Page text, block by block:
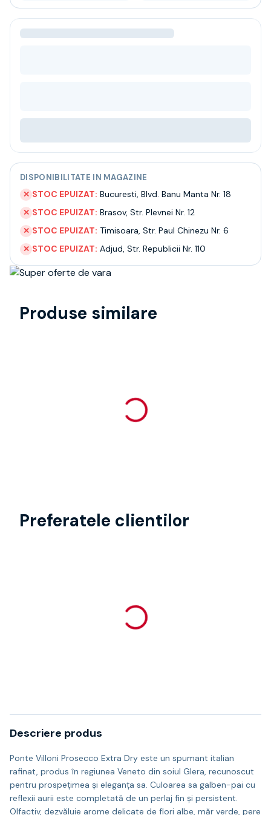
Ceai
Bacanie
Despre noi
Livrare
Termeni si conditii
Politica de confidentialitate
Intrebari frecvente
DISPONIBILITATE IN MAGAZINE
✕ STOC EPUIZAT: Bucuresti, Blvd. Banu Manta Nr. 18
✕ STOC EPUIZAT: Brasov, Str. Plevnei Nr. 12
✕ STOC EPUIZAT: Timisoara, Str. Paul Chinezu Nr. 6
✕ STOC EPUIZAT: Adjud, Str. Republicii Nr. 110
Produse similare
Preferatele clientilor
Descriere produs
Ponte Villoni Prosecco Extra Dry este un spumant italian
rafinat, produs în regiunea Veneto din soiul Glera, recunoscut
pentru prospețimea și eleganța sa. Culoarea sa galben-pai cu
reflexii aurii este completată de un perlaj fin și persistent.
Olfactiv, dezvăluie arome delicate de flori albe, măr verde, pere